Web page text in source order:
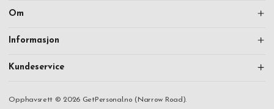
Om
Informasjon
Kundeservice
Opphavsrett © 2026 GetPersonal.no (Narrow Road).